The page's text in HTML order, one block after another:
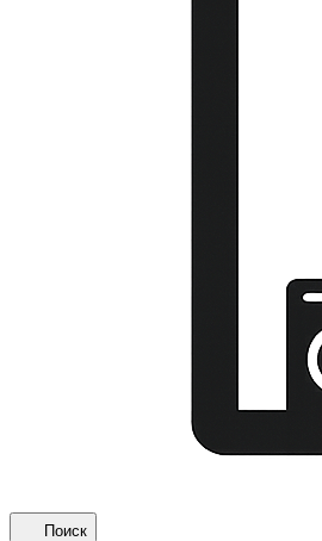
Поиск